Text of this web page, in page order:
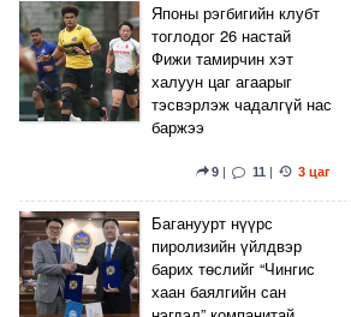
Японы рэгбигийн клубт
тоглодог 26 настай
Фижи тамирчин хэт
халуун цаг агаарыг
тэсвэрлэж чадалгүй нас
баржээ
9 | 11 | 3 цаг
Багануурт нүүрс
пиролизийн үйлдвэр
барих төслийг “Чингис
хаан баялгийн сан